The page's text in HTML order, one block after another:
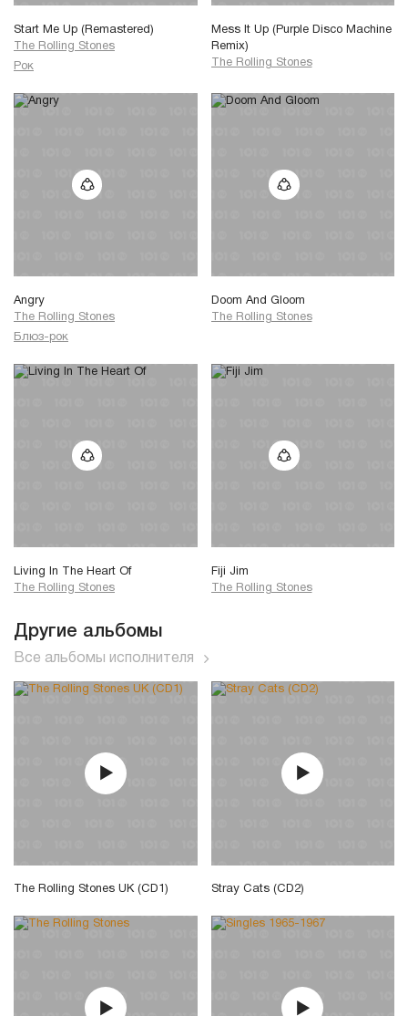
Start Me Up (Remastered)
The Rolling Stones
Рок
Mess It Up (Purple Disco Machine
Remix)
The Rolling Stones
Angry
The Rolling Stones
Блюз-рок
Doom And Gloom
The Rolling Stones
Living In The Heart Of
The Rolling Stones
Fiji Jim
The Rolling Stones
Другие альбомы
Все альбомы исполнителя
The Rolling Stones UK (CD1) Stray Cats (CD2)